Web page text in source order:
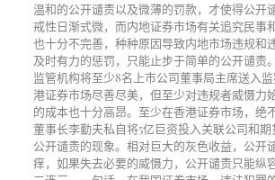
温和的公开谴责以及微薄的罚款，才使得公开
戒性日渐式微，而内地证券市场有关追究民事
也十分不完善，种种原因导致内地市场违规和
及时有力的惩罚，只能止步于简单的公开谴责
监管机构将至少8名上市公司董事局主席送入
港证券市场尽善尽美，但至少对违规者威慑力
的成本也十分高昂。至少在香港证券市场，绝
董事长李勤夫私自将5亿巨资投入关联公司和
公开谴责的现象。相对巨大的灰色收益，公开
痒，如果失去必要的威慑力，公开谴责只能纵